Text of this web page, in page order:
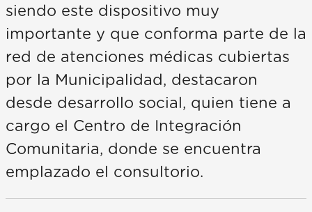
siendo este dispositivo muy
importante y que conforma parte de la
red de atenciones médicas cubiertas
por la Municipalidad, destacaron
desde desarrollo social, quien tiene a
cargo el Centro de Integración
Comunitaria, donde se encuentra
emplazado el consultorio.